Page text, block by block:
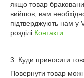
якщо товар
вийшов, вам
підтверджують нам у
розділі Контакти
3. Куди приносити
Повернути товар